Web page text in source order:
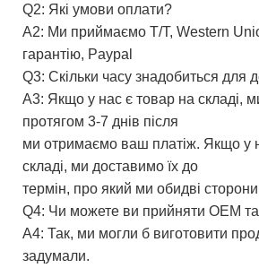
Q2: Які умови оплати?
A2: Ми приймаємо T/T, Western
гарантію, Paypal
Q3: Скільки часу знадобиться для
A3: Якщо у нас є товар на складі,
протягом 3-7 днів після
ми отримаємо ваш платіж. Якщо у
складі, ми доставимо їх до
термін, про який ми обидві
Q4: Чи можете ви прийняти OEM
A4: Так, ми могли б виготовити
задумали.